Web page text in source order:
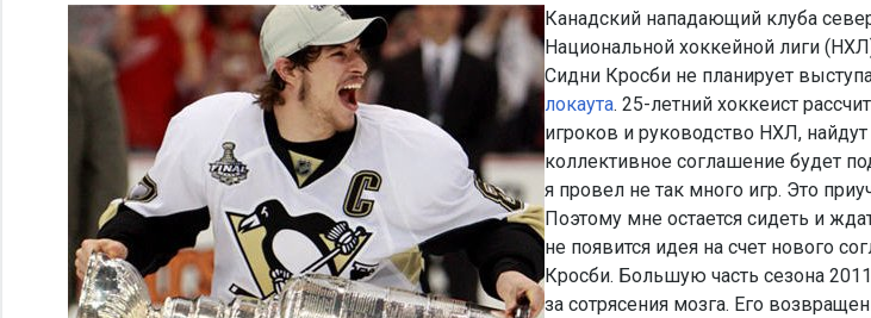
Канадский нападающий клуба
Национальной хоккейной лиги
Сидни Кросби не планирует
локаута. 25-летний хоккеист
игроков и руководство НХЛ,
коллективное соглашение будет
я провел не так много игр. Это
Поэтому мне остается сидеть и
не появится идея на счет нового
Кросби. Большую часть сезона
за сотрясения мозга. Его